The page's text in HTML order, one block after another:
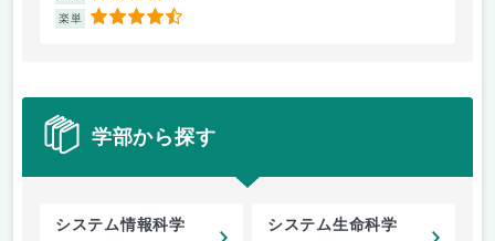
楽単 4.5
学部から探す
システム情報科学 システム生命科学